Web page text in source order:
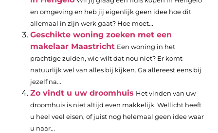
en omgeving en heb jij eigenlijk geen idee hoe dit
allemaal in zijn werk gaat? Hoe moet...
Geschikte woning zoeken met een
makelaar Maastricht Een woning in het
prachtige zuiden, wie wilt dat nou niet? Er komt
natuurlijk wel van alles bij kijken. Ga allereest eens bij
jezelf na...
Zo vindt u uw droomhuis Het vinden van uw
droomhuis is niet altijd even makkelijk. Wellicht heeft
u heel veel eisen, of juist nog helemaal geen idee waar
u naar...